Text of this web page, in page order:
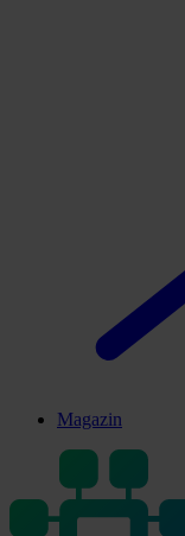
Magazin